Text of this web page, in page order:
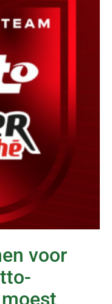
voor